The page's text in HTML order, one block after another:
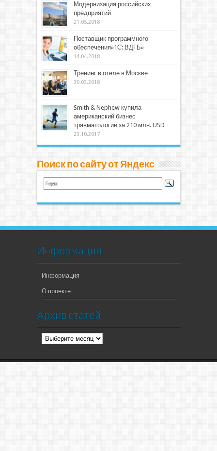
Модернизация российских
предприятий
21.05.2018
Поставщик программного
обеспечения»1С: ВДГБ»
14.04.2018
Тренинг в отеле в Москве
30.03.2018
Smith & Nephew купила
американский бизнес
травматологии за 210 млн. USD
23.10.2017
Поиск по сайту от Яндекс
Информация
Информация
О проекте
Архив статей
Архив
статей